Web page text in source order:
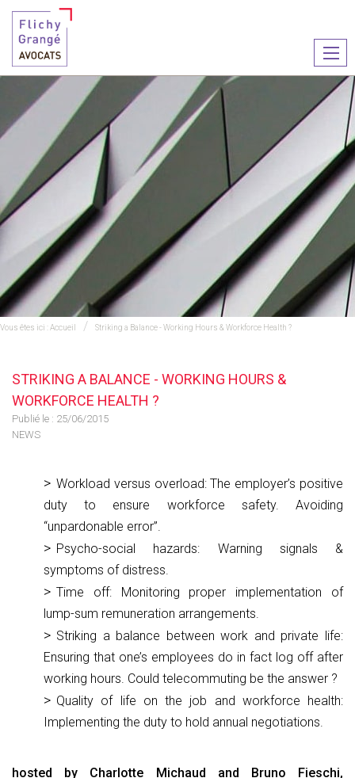
le
Vous êtes ici :Accueil Striking a Balance - Working Hours & Workforce Health ?
STRIKING A BALANCE - WORKING HOURS &
WORKFORCE HEALTH ?
Publié le : 25/06/2015
NEWS
Workload versus overload: The employer’s positive
duty to ensure workforce safety. Avoiding
“unpardonable error”.
Psycho-social hazards: Warning signals &
symptoms of distress.
Time off: Monitoring proper implementation of
lump-sum remuneration arrangements.
Striking a balance between work and private life:
Ensuring that one’s employees do in fact log off after
working hours. Could telecommuting be the answer ?
Quality of life on the job and workforce health:
Implementing the duty to hold annual negotiations.
hosted by Charlotte Michaud and Bruno Fieschi,